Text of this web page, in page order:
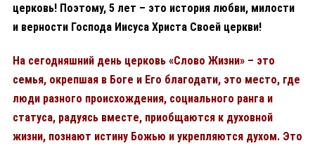
церковь! Поэтому, 5 лет – это история любви, милости
и верности Господа Иисуса Христа Своей церкви!
На сегодняшний день церковь «Слово Жизни» – это
семья, окрепшая в Боге и Его благодати, это место, где
люди разного происхождения, социального ранга и
статуса, радуясь вместе, приобщаются к духовной
жизни, познают истину Божью и укрепляются духом. Это